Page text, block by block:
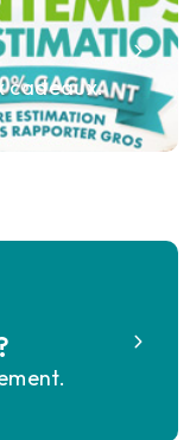
cadeaux.